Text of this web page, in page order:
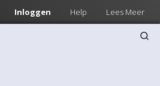
Inloggen Help Lees Meer